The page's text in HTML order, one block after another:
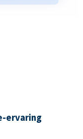
ervaring